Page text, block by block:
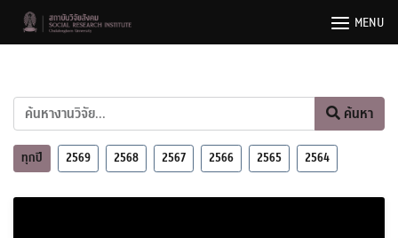
MENU
ค้นหา
ทุกปี 2569 2568 2567 2566 2565 2564